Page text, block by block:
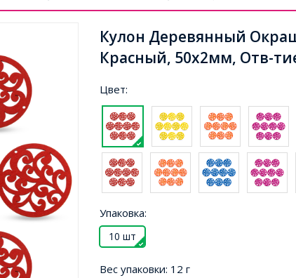
Кулон Деревянный
Красный, 50х2мм, Отв-
Цвет:
Упаковка:
10 шт
Вес упаковки: 12 г